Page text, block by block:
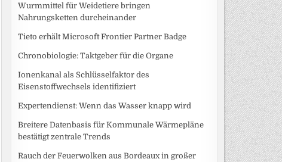
Wurmmittel für Weidetiere bringen
Nahrungsketten durcheinander
Tieto erhält Microsoft Frontier Partner Badge
Chronobiologie: Taktgeber für die Organe
Ionenkanal als Schlüsselfaktor des
Eisenstoffwechsels identifiziert
Expertendienst: Wenn das Wasser knapp wird
Breitere Datenbasis für Kommunale Wärmepläne
bestätigt zentrale Trends
Rauch der Feuerwolken aus Bordeaux in großer